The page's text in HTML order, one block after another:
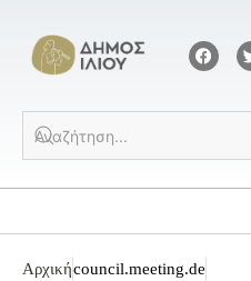
Αρχικήcouncil.meeting.de